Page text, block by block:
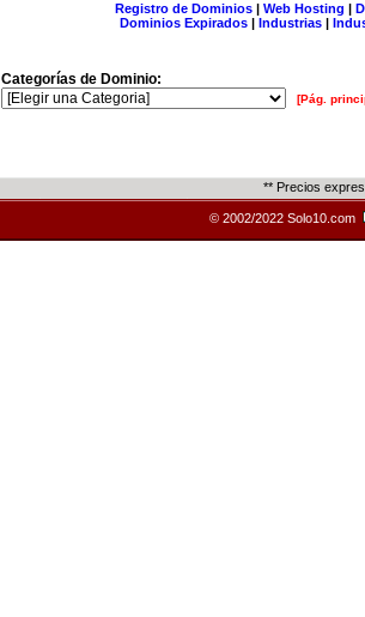
Registro de Dominios| Web Hosting |
Dominios Expirados | Industrias |
Categorías de Dominio:
[Pág.
** Precios
© 2002/2022 Solo10.com